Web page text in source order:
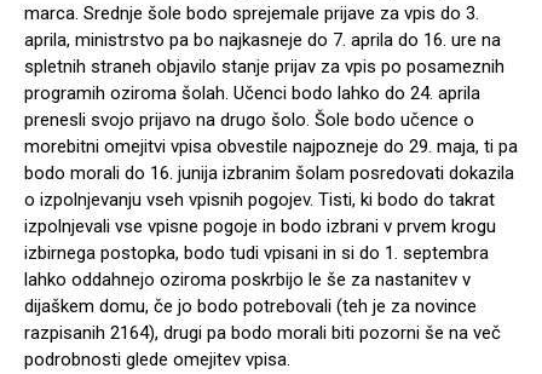
marca. Srednje šole bodo sprejemale prijave za vpis do 3.
aprila, ministrstvo pa bo najkasneje do 7. aprila do 16. ure na
spletnih straneh objavilo stanje prijav za vpis po posameznih
programih oziroma šolah. Učenci bodo lahko do 24. aprila
prenesli svojo prijavo na drugo šolo. Šole bodo učence o
morebitni omejitvi vpisa obvestile najpozneje do 29. maja, ti pa
bodo morali do 16. junija izbranim šolam posredovati dokazila
o izpolnjevanju vseh vpisnih pogojev. Tisti, ki bodo do takrat
izpolnjevali vse vpisne pogoje in bodo izbrani v prvem krogu
izbirnega postopka, bodo tudi vpisani in si do 1. septembra
lahko oddahnejo oziroma poskrbijo le še za nastanitev v
dijaškem domu, če jo bodo potrebovali (teh je za novince
razpisanih 2164), drugi pa bodo morali biti pozorni še na več
podrobnosti glede omejitev vpisa.